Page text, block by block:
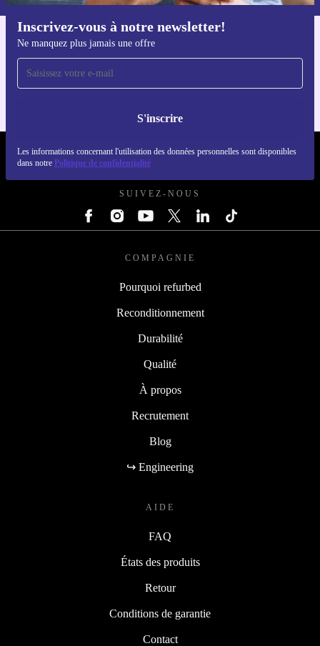
Inscrivez-vous à notre newsletter!
Ne manquez plus jamais une offre
S'inscrire
Les informations concernant l'utilisation des données personnelles sont disponibles
dans notre Politique de confidentialité
Téléchargez l'application refurbed
Pour iOS et Android
REFURBED FRANCE - RETHINK NEW.
SUIVEZ-NOUS
COMPAGNIE
Pourquoi refurbed
Reconditionnement
Durabilité
Qualité
À propos
Recrutement
Blog
↪ Engineering
AIDE
FAQ
États des produits
Retour
Conditions de garantie
Contact